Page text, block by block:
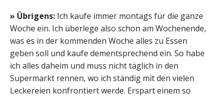
» Übrigens: Ich kaufe immer montags für die ganze
Woche ein. Ich überlege also schon am Wochenende,
was es in der kommenden Woche alles zu Essen
geben soll und kaufe dementsprechend ein. So habe
ich alles daheim und muss nicht täglich in den
Supermarkt rennen, wo ich ständig mit den vielen
Leckereien konfrontiert werde. Erspart einem so